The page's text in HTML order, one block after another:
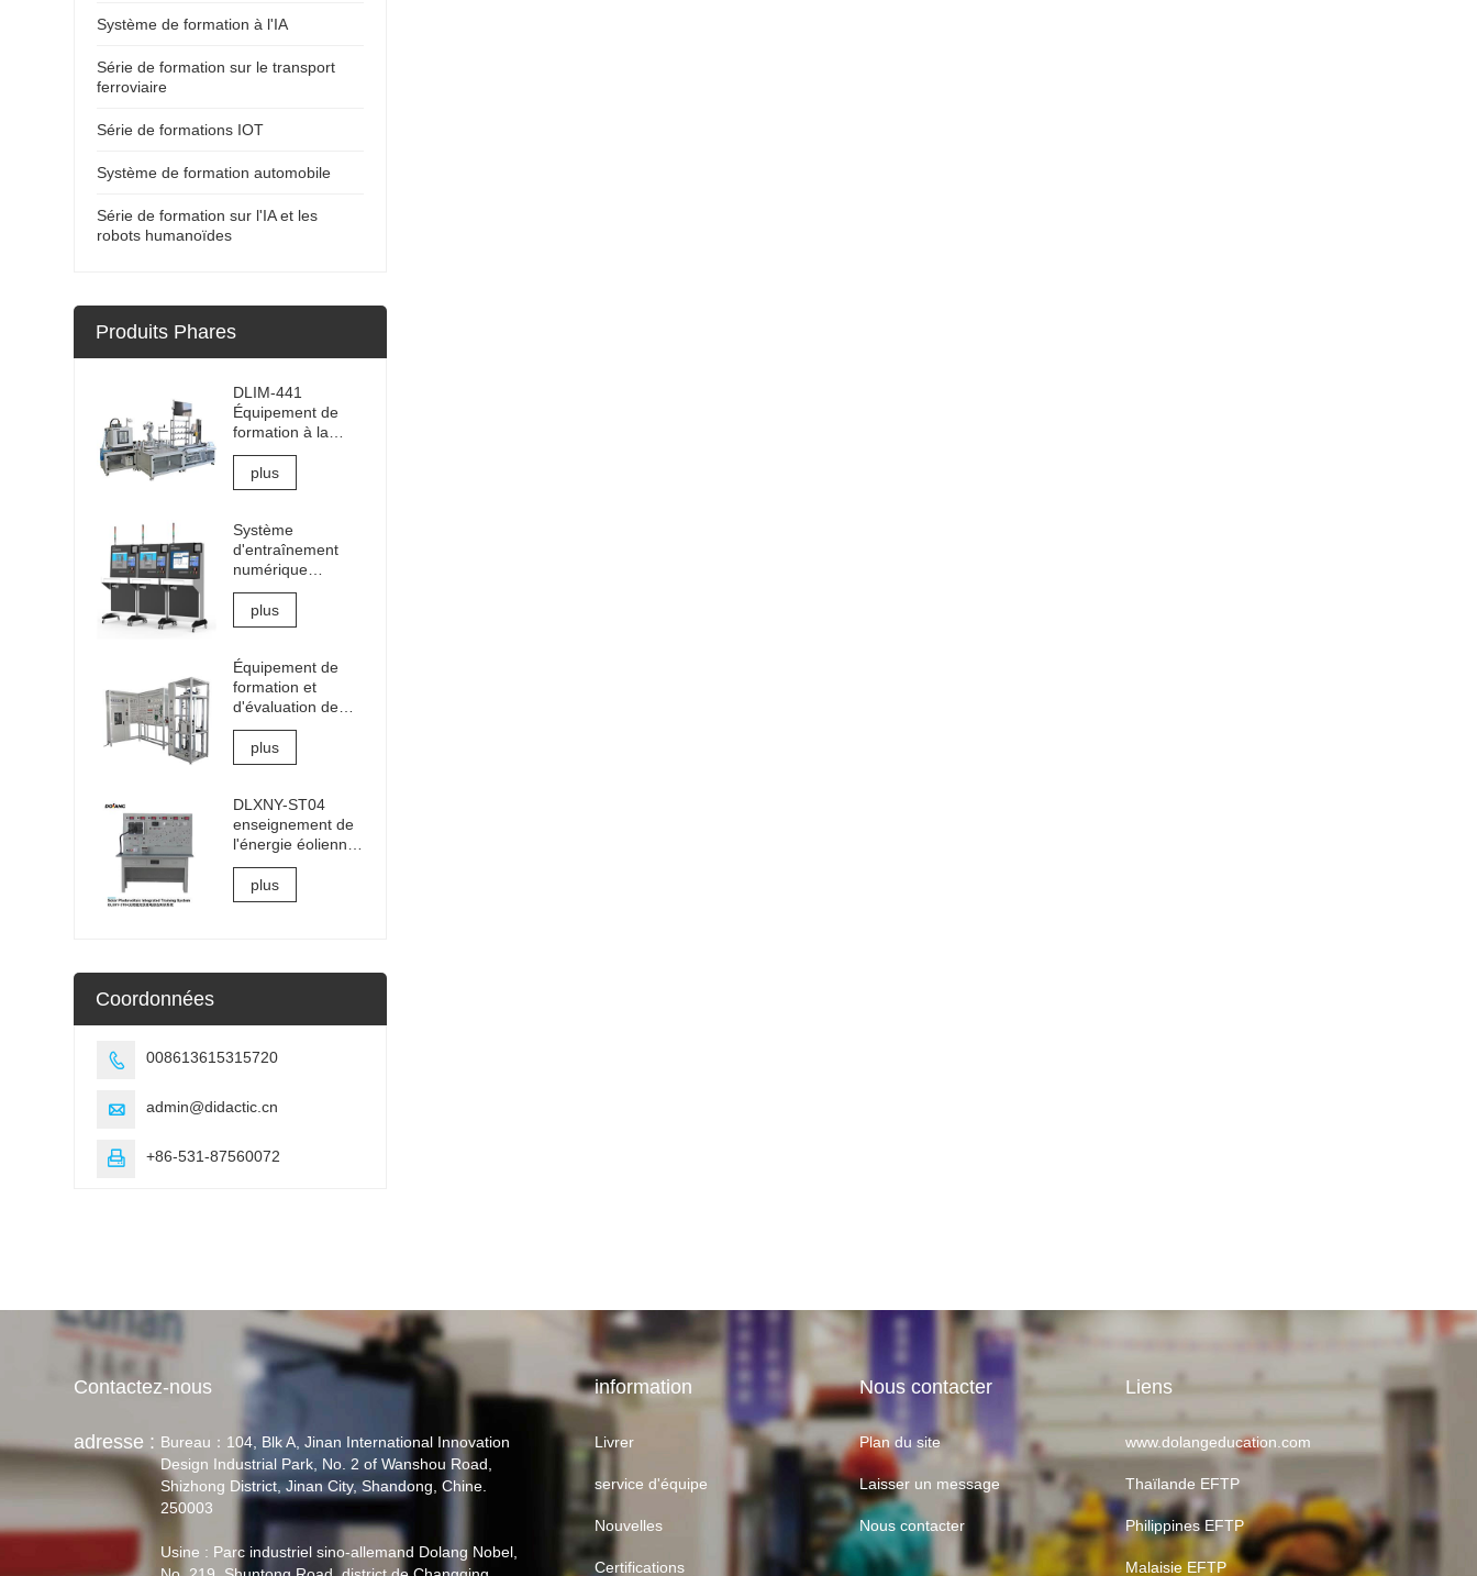
Système de formation à l'IA
Série de formation sur le transport
ferroviaire
Série de formations IOT
Système de formation automobile
Série de formation sur l'IA et les
robots humanoïdes
Produits Phares
DLIM-441
Équipement de
formation à la
fabrication
intelligente
Système de
Industrie 4.0
Laboratoire
Industrie 4.0
plus
Système
d'entraînement
numérique
jumeau
plus
Équipement de
formation et
d'évaluation de
connexion
électrique et de
mise en service
plus
DLXNY-ST04
enseignement de
l'énergie éolienne
système de
formation intégré
photovoltaïque
plus
Coordonnées
 008613615315720
 admin@didactic.cn
 +86-531-87560072
Contactez-nous
adresse : Bureau：104, Blk A, Jinan International Innovation
Design Industrial Park, No. 2 of Wanshou Road,
Shizhong District, Jinan City, Shandong, Chine.
250003
Usine : Parc industriel sino-allemand Dolang Nobel,
information
Livrer
service d'équipe
Nouvelles
Certifications
Nous contacter
Plan du site
Laisser un message
Nous contacter
Liens
www.dolangeducation.com
Thaïlande EFTP
Philippines EFTP
Malaisie EFTP